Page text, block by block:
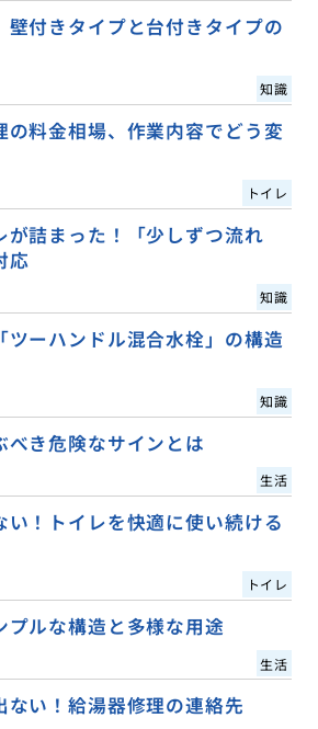
壁付きタイプと台付きタイプの
知識
の料金相場、作業内容でどう変
トイレ
が詰まった！「少しずつ流れ
応
知識
ツーハンドル混合水栓」の構造
知識
べき危険なサインとは
生活
い！トイレを快適に使い続ける
トイレ
プルな構造と多様な用途
生活
ない！給湯器修理の連絡先